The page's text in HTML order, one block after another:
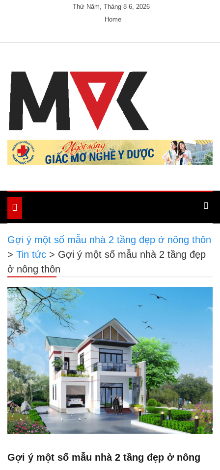
Thứ Năm, Tháng 8 6, 2026
Home
Ample Magazine
Just another My Blog site
Toggle
navigation
Gợi ý một số mẫu nhà 2 tầng đẹp ở nông thôn
> Tin tức > Gợi ý một số mẫu nhà 2 tầng đẹp
ở nông thôn
Gợi ý một số mẫu nhà 2 tầng đẹp ở nông